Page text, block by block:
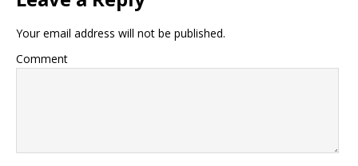
Your email address will not be published.
Comment